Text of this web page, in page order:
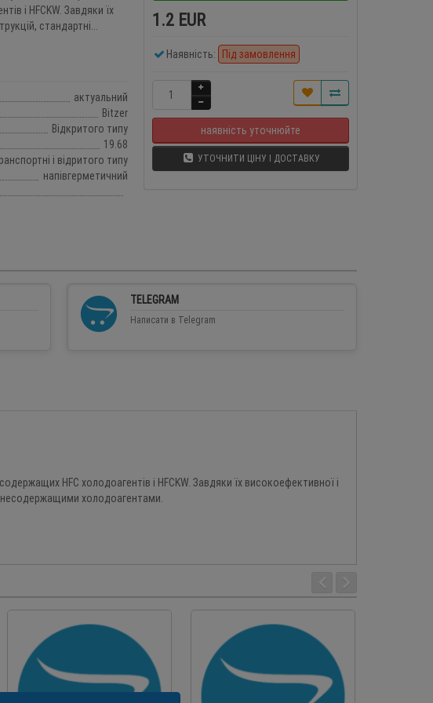
і HFCKW. Завдяки їх
стандартні...
актуальний
Bitzer
Відкритого типу
19.68
і відритого типу
напівгерметичний
1.2 EUR
Наявність: Під замовлення
наявність уточнюйте
УТОЧНИТИ ЦІНУ І ДОСТАВКУ
TELEGRAM
Написати в Telegram
HFC холодоагентів і HFCKW. Завдяки їх високоефективної і
холодоагентами.